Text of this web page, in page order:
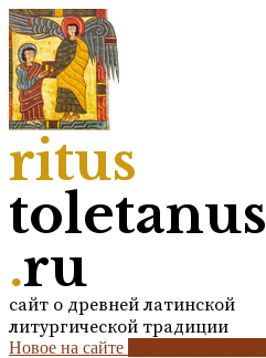
ritus
toletanus
.ru
сайт о древней латинской
литургической традиции
Новое на сайте